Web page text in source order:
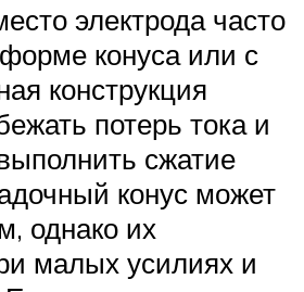
электрода часто
конуса или с
конструкция
потерь тока и
сжатие
конус может
однако их
малых усилиях и